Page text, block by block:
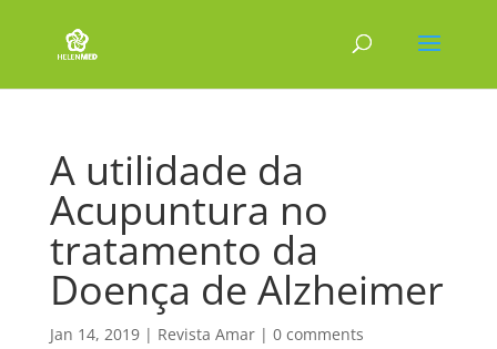
A utilidade da
Acupuntura no
tratamento da
Doença de Alzheimer
Jan 14, 2019| Revista Amar| 0 comments